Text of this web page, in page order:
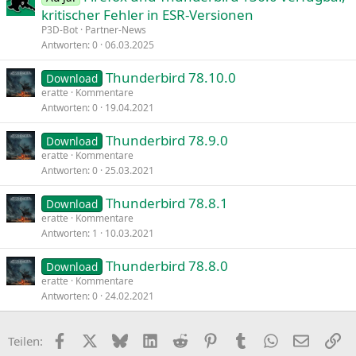
kritischer Fehler in ESR-Versionen
P3D-Bot Partner-News
Antworten 0 06.03.2025
Download Thunderbird 78.10.0
eratte
Kommentare
Antworten 0 19.04.2021
Download Thunderbird 78.9.0
eratte
Kommentare
Antworten 0 25.03.2021
Download Thunderbird 78.8.1
eratte
Kommentare
Antworten 1 10.03.2021
Download Thunderbird 78.8.0
eratte
Kommentare
Antworten 0 24.02.2021
Teilen: Facebook BlueskyLinkedIn
Reddit PinterestTumblr WhatsApp
E-Mail